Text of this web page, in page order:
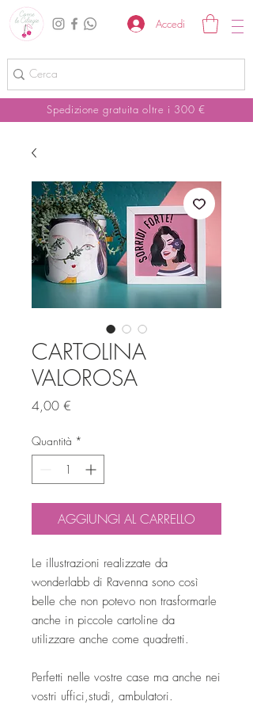
Accedi
Spedizione gratuita oltre i 300 €
CARTOLINA
VALOROSA
4,00 €
Quantità *
AGGIUNGI AL CARRELLO
Le illustrazioni realizzate da
wonderlabb di Ravenna sono così
belle che non potevo non trasformarle
anche in piccole cartoline da
utilizzare anche come quadretti.
Perfetti nelle vostre case ma anche nei
vostri uffici,studi, ambulatori.